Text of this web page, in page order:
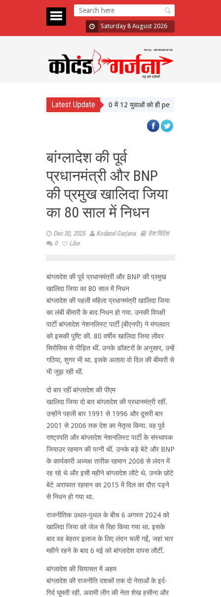
Saturday 8 August 2026
Latest Update
पर घेरा सरकार को, बोले- 1000 में 12 युवाओं को ही permanet Job
बांग्लादेश की पूर्व
प्रधानमंत्री और BNP
की प्रमुख खालिदा जिया
का 80 साल में निधन
Dec 30, 2025 Kodand Garjana
देश विदेश
0
Like
बांग्लादेश की पूर्व प्रधानमंत्री और BNP की प्रमुख
खालिदा जिया का 80 साल में निधन
बांग्लादेश की पहली महिला प्रधानमंत्री खालिदा जिया
का लंबी बीमारी के बाद निधन हो गया. उनकी विपक्षी
पार्टी बांग्लादेश नेशनलिस्ट पार्टी (बीएनपी) ने मंगलवार
को इसकी पुष्टि की. 80 वर्षीय खालिदा जिया लीवर
सिरोसिस से पीड़ित थीं. उनके डॉक्टरों के अनुसार, उन्हें
गठिया, शुगर भी था. इसके अलावा वो दिल की बीमारी से
भी जूझ रही थीं.
दो बार रहीं बांग्लादेश की पीएम
खालिदा जिया दो बार बांग्लादेश की प्रधानमंत्री रहीं.
उन्होंने पहली बार 1991 से 1996 और दूसरी बार
2001 से 2006 तक देश का नेतृत्व किया. वह पूर्व
राष्ट्रपति और बांग्लादेश नेशनलिस्ट पार्टी के संस्थापक
जियाउर रहमान की पत्नी थीं. उनके बड़े बेटे और BNP
के कार्यकारी अध्यक्ष तारीक रहमान 2008 से लंदन में
रह रहे थे और इसी महीने बांग्लादेश लौटे थे. उनके छोटे
बेटे अराफात रहमान का 2015 में दिल का दौरा पड़ने
से निधन हो गया था.
राजनीतिक उथल-पुथल के बीच 6 अगस्त 2024 को
खालिदा जिया को जेल से रिहा किया गया था. इसके
बाद वह बेहतर इलाज के लिए लंदन चली गईं, जहां चार
महीने रहने के बाद 6 मई को बांग्लादेश वापस लौटीं.
बांग्लादेश की सियासत में अहम
बांग्लादेश की राजनीति दशकों तक दो नेताओं के इर्द-
गिर्द घूमती रही. अवामी लीग की नेता शेख हसीना और